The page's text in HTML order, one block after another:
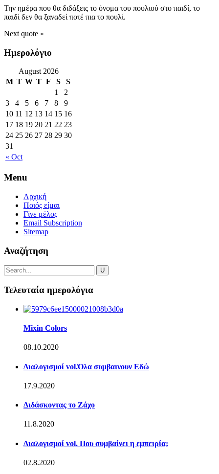
Την ημέρα που θα διδάξεις το όνομα του πουλιού στο παιδί, το
παιδί δεν θα ξαναδεί ποτέ πια το πουλί.
Next quote »
Ημερολόγιο
August 2026
M T W T F S S
« Oct
1
2
3
4 5 6 7 8
9
10 11 12 13 14 15 16
17 18 19 20 21 22 23
24 25 26 27 28 29 30
31
Menu
Αρχική
Ποιός είμαι
Γίνε μέλος
Email Subscription
Sitemap
Αναζήτηση
Τελευταία ημερολόγια
Mixin Colors
08.10.2020
Διαλογισμοί vol.Όλα συμβαινουν Εδώ
17.9.2020
Διδάσκοντας το Ζάχο
11.8.2020
Διαλογισμοί vol. Που συμβαίνει η εμπειρία;
02.8.2020